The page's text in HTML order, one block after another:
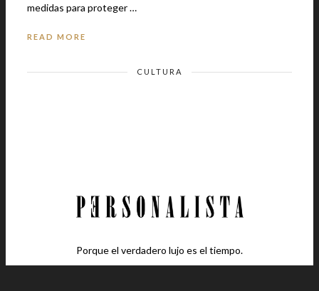
medidas para proteger …
READ MORE
CULTURA
Porque el verdadero lujo es el tiempo.